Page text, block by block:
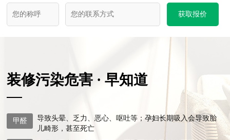
获取报价
装修污染危害 · 早知道
甲醛
导致头晕、乏力、恶心、呕吐等；孕妇长期吸入会导致胎
儿畸形，甚至死亡